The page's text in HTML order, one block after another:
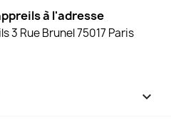
à l'adresse
3 Rue Brunel 75017 Paris
